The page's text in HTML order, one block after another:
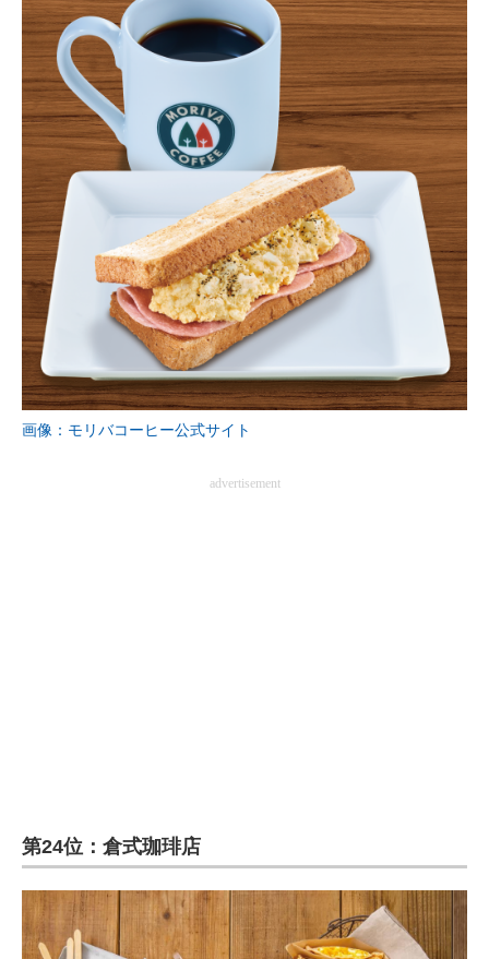
進化するPCとデバイスの未来
好きが集まる 比べて選べる
ビジネスと働き方のヒント
AI活用のいまが分かる
企業ITのトレンドを詳説
経営リーダーのコミュニティ
マーケ×ITの今がよく分かる
ITエンジニア向け専門サイト
企業向けIT製品の総合サイト
画像：モリバコーヒー公式サイト
advertisement
第24位：倉式珈琲店